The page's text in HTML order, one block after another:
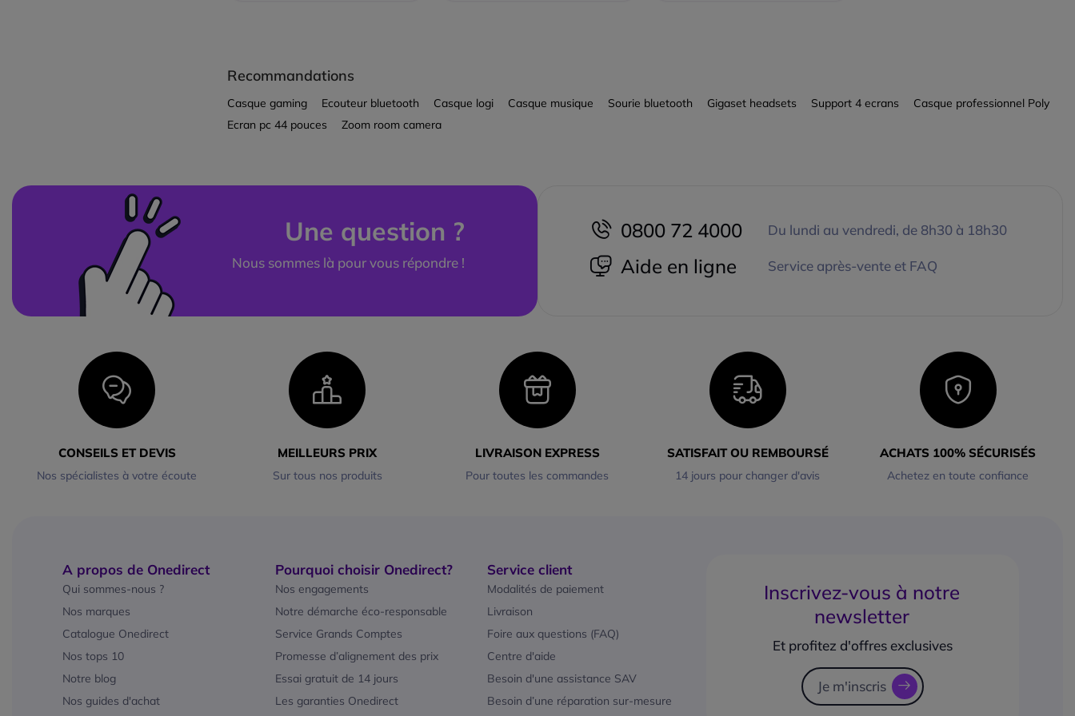
Recommandations
Casque gaming Ecouteur bluetooth Casque logi Casque musique Sourie bluetooth Gigaset headsets Support 4 ecrans
Casque professionnel Poly
Ecran pc 44 pouces
Zoom room camera
Une question ?
Nous sommes là pour vous répondre !
0800 72 4000 Du lundi au vendredi, de 8h30 à 18h30
Aide en ligne Service après-vente et FAQ
CONSEILS ET DEVIS
Nos spécialistes à votre écoute
MEILLEURS PRIX
Sur tous nos produits
LIVRAISON EXPRESS
Pour toutes les commandes
SATISFAIT OU REMBOURSÉ
14 jours pour changer d'avis
ACHATS 100% SÉCURISÉS
Achetez en toute confiance
A propos de Onedirect
Qui sommes-nous ?
Nos marques
Catalogue Onedirect
Nos tops 10
Notre blog
Nos guides d'achat
Pourquoi choisir Onedirect?
Nos engagements
Notre démarche éco-responsable
Service Grands Comptes
Promesse d’alignement des prix
Essai gratuit de 14 jours
Les garanties Onedirect
Service client
Modalités de paiement
Livraison
Foire aux questions (FAQ)
Centre d'aide
Besoin d'une assistance SAV
Besoin d’une réparation sur-mesure
Inscrivez-vous à notre
newsletter
Et profitez d'offres exclusives
Je m'inscris